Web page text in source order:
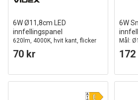
6W Ø11,8cm LED
innfellingspanel
620lm, 4000K, hvit kant, flicker
free
70 kr
6W
Mål:
cm